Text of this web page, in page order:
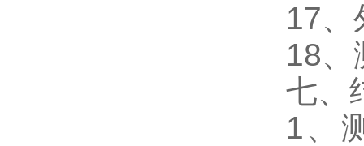
17、
18、
七、
1、